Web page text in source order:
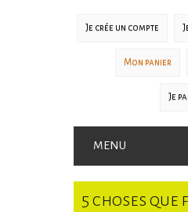
Je crée un compte
Mon panier
Je
MENU
5 choses